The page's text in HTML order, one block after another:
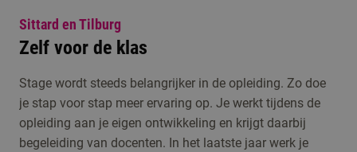
Sittard en Tilburg
Zelf voor de klas
Stage wordt steeds belangrijker in de opleiding. Zo doe
je stap voor stap meer ervaring op. Je werkt tijdens de
opleiding aan je eigen ontwikkeling en krijgt daarbij
begeleiding van docenten. In het laatste jaar werk je